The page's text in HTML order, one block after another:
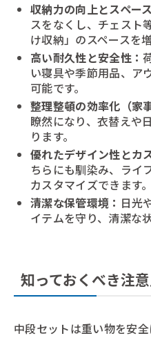
収納力の向上とスペー
スをなくし、チェスト
け収納」のスペースを
高い耐久性と安全性：
い寝具や季節用品、ア
可能です。
整理整頓の効率化（家
瞭然になり、衣替えや
ります。
優れたデザイン性とカ
ちらにも馴染み、ライ
カスタマイズできます。
清潔な保管環境： 日光
イテムを守り、清潔な
知っておくべき注
中段セットは重い物を安